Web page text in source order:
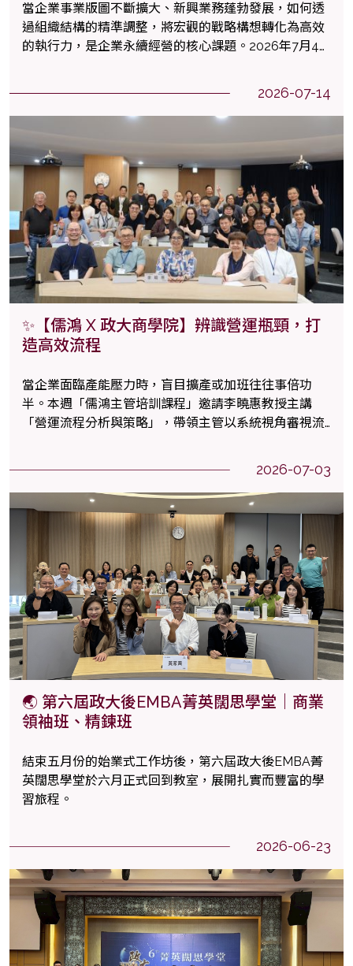
當企業事業版圖不斷擴大、新興業務蓬勃發展，如何透
過組織結構的精準調整，將宏觀的戰略構想轉化為高效
的執行力，是企業永續經營的核心課題。2026年7月4
計與發展」，由謝凱宇教授帶領學員面對企業成長與轉
型期的組織架構挑戰。和碩執行長暨總經理鄭光浩特地
親自出席勉勵修課學員，不僅彰顯企業對組織革新的高
2026-07-14
✨【儒鴻 X 政大商學院】辨識營運瓶頸，打
造高效流程
當企業面臨產能壓力時，盲目擴產或加班往往事倍功
半。本週「儒鴻主管培訓課程」邀請李曉惠教授主講
「營運流程分析與策略」，帶領主管以系統視角審視流
2026-07-03
🌏 第六屆政大後EMBA菁英闊思學堂｜商業
領袖班、精鍊班
結束五月份的始業式工作坊後，第六屆政大後EMBA菁
英闊思學堂於六月正式回到教室，展開扎實而豐富的學
習旅程。
2026-06-23